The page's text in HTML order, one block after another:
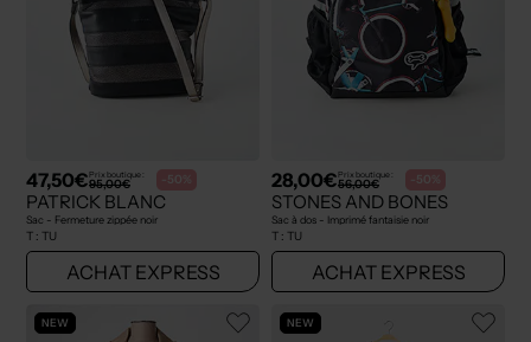
47,50€Prix boutique :
95,00€ -50%
PATRICK BLANC
Sac - Fermeture zippée noir
T : TU
ACHAT EXPRESS
28,00€Prix boutique :
56,00€ -50%
STONES AND BONES
Sac à dos - Imprimé fantaisie noir
T : TU
ACHAT EXPRESS
NEW NEW